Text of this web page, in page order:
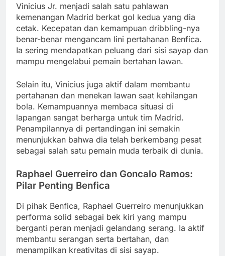
Vinicius Jr. menjadi salah satu pahlawan
kemenangan Madrid berkat gol kedua yang dia
cetak. Kecepatan dan kemampuan dribbling-nya
benar-benar mengancam lini pertahanan Benfica.
Ia sering mendapatkan peluang dari sisi sayap dan
mampu mengelabui pemain bertahan lawan.
Selain itu, Vinicius juga aktif dalam membantu
pertahanan dan menekan lawan saat kehilangan
bola. Kemampuannya membaca situasi di
lapangan sangat berharga untuk tim Madrid.
Penampilannya di pertandingan ini semakin
menunjukkan bahwa dia telah berkembang pesat
sebagai salah satu pemain muda terbaik di dunia.
Raphael Guerreiro dan Goncalo Ramos:
Pilar Penting Benfica
Di pihak Benfica, Raphael Guerreiro menunjukkan
performa solid sebagai bek kiri yang mampu
berganti peran menjadi gelandang serang. Ia aktif
membantu serangan serta bertahan, dan
menampilkan kreativitas di sisi sayap.